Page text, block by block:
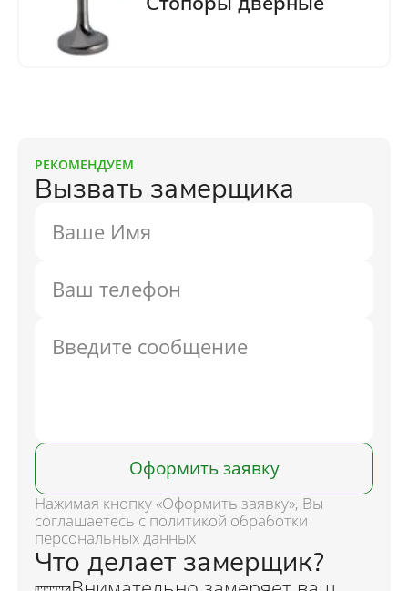
РЕКОМЕНДУЕМ
Вызвать замерщика
Оформить заявку
Нажимая кнопку «Оформить заявку», Вы
соглашаетесь с политикой обработки
персональных данных